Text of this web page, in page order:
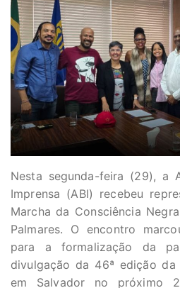
Nesta segunda-feira (29), a
Imprensa (ABI) recebeu
Marcha da Consciência
Palmares. O encontro
para a formalização da
divulgação da 46ª edição
em Salvador no próximo